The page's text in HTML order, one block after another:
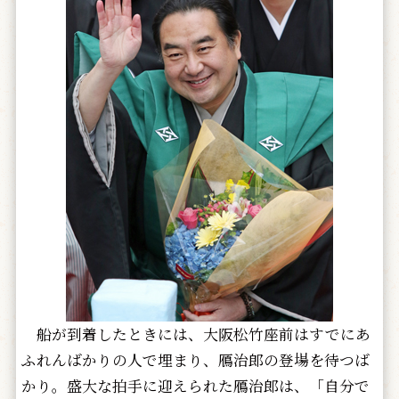
船が到着したときには、大阪松竹座前はすでにあ
ふれんばかりの人で埋まり、鴈治郎の登場を待つば
かり。盛大な拍手に迎えられた鴈治郎は、「自分で